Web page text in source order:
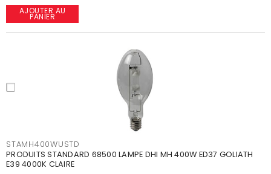
AJOUTER AU
PANIER
STAMH400WUSTD
PRODUITS STANDARD 68500 LAMPE DHI MH 400W ED37 GOLIATH
E39 4000K CLAIRE